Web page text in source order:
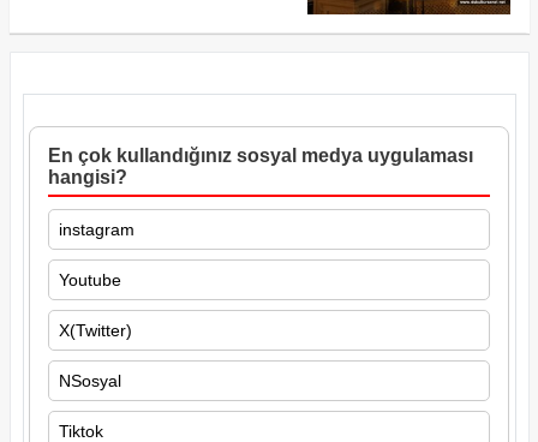
En çok kullandığınız sosyal medya uygulaması
hangisi?
instagram
Youtube
X(Twitter)
NSosyal
Tiktok